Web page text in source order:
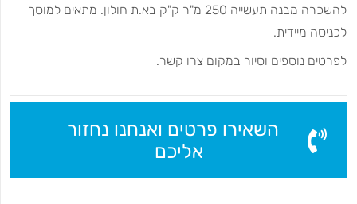
להשכרה מבנה תעשייה 250 מ"ר ק"ק בא.ת חולון. מתאים למוסך
לכניסה מיידית.
לפרטים נוספים וסיור במקום צרו קשר.
השאירו פרטים ואנחנו נחזור
אליכם